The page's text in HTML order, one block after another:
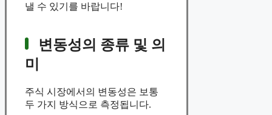
낼 수 있기를 바랍니다!
변동성의 종류 및 의
미
주식 시장에서의 변동성은 보통
두 가지 방식으로 측정됩니다.